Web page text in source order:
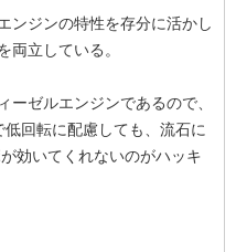
ンジンの特性を存分に活かし
両立している。
ーゼルエンジンであるので、
回転に配慮しても、流石に
効いてくれないのがハッキ